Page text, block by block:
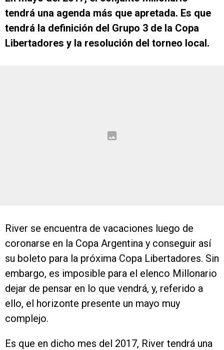
tendrá una agenda más que apretada. Es que
tendrá la definición del Grupo 3 de la Copa
Libertadores y la resolución del torneo local.
River se encuentra de vacaciones luego de
coronarse en la Copa Argentina y conseguir así
su boleto para la próxima Copa Libertadores. Sin
embargo, es imposible para el elenco Millonario
dejar de pensar en lo que vendrá, y, referido a
ello, el horizonte presente un mayo muy
complejo.
Es que en dicho mes del 2017, River tendrá una